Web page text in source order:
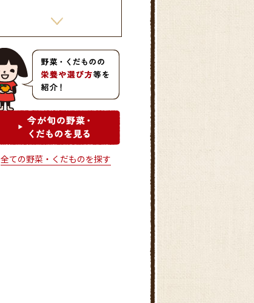
ファーマーズマーケットでんま
ぁと刈谷南
全ての野菜・くだものを探す